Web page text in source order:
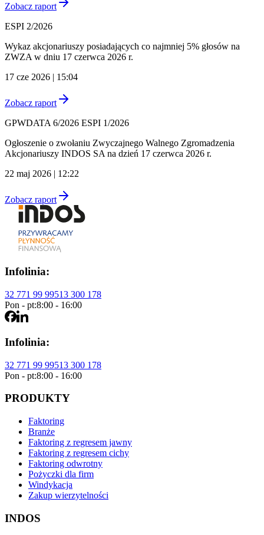
Zobacz raport
ESPI 2/2026
Wykaz akcjonariuszy posiadających co najmniej 5% głosów na
ZWZA w dniu 17 czerwca 2026 r.
17 cze 2026 | 15:04
Zobacz raport
GPWDATA 6/2026 ESPI 1/2026
Ogłoszenie o zwołaniu Zwyczajnego Walnego Zgromadzenia
Akcjonariuszy INDOS SA na dzień 17 czerwca 2026 r.
22 maj 2026 | 12:22
Zobacz raport
Infolinia:
32 771 99 99513 300 178
Pon - pt:8:00 - 16:00
Infolinia:
32 771 99 99513 300 178
Pon - pt:8:00 - 16:00
PRODUKTY
Faktoring
Branże
Faktoring z regresem jawny
Faktoring z regresem cichy
Faktoring odwrotny
Pożyczki dla firm
Windykacja
Zakup wierzytelności
INDOS